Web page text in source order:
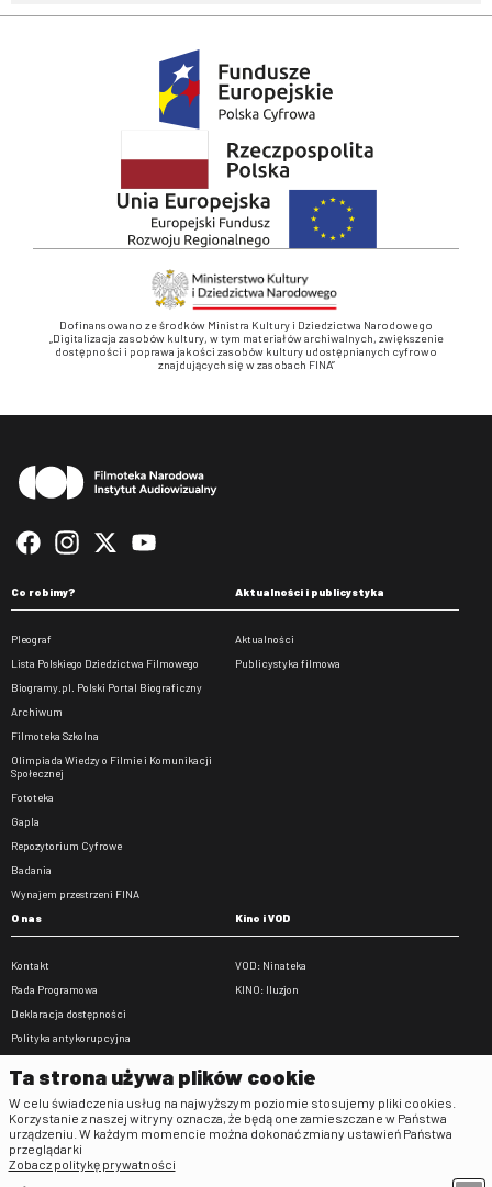
Dofinansowano ze środków Ministra Kultury i Dziedzictwa Narodowego
„Digitalizacja zasobów kultury, w tym materiałów archiwalnych, zwiększenie
dostępności i poprawa jakości zasobów kultury udostępnianych cyfrowo
znajdujących się w zasobach FINA”
Co robimy?
Pleograf
Lista Polskiego Dziedzictwa Filmowego
Biogramy.pl. Polski Portal Biograficzny
Archiwum
Filmoteka Szkolna
Olimpiada Wiedzy o Filmie i Komunikacji
Społecznej
Fototeka
Gapla
Repozytorium Cyfrowe
Badania
Wynajem przestrzeni FINA
Aktualności i publicystyka
Aktualności
Publicystyka filmowa
O nas
Kontakt
Rada Programowa
Deklaracja dostępności
Polityka antykorupcyjna
Zamówienia publiczne
Praca w FINA
Kino i VOD
VOD: Ninateka
KINO: Iluzjon
Regulaminy
Ta strona używa plików cookie
W celu świadczenia usług na najwyższym poziomie stosujemy pliki cookies.
Korzystanie z naszej witryny oznacza, że będą one zamieszczane w Państwa
urządzeniu. W każdym momencie można dokonać zmiany ustawień Państwa
przeglądarki
Zobacz politykę prywatności